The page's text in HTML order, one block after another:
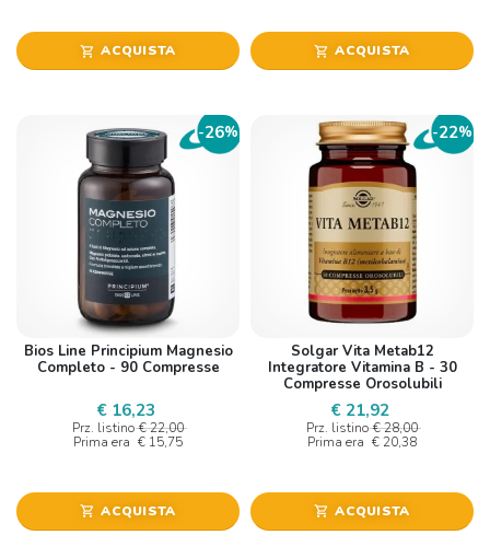
shopping_cart ACQUISTA shopping_cart ACQUISTA
-26%
Bios Line Principium Magnesio
Completo - 90 Compresse
€ 16,23
Prz. listino € 22,00
Prima era € 15,75
shopping_cart ACQUISTA
-22%
Solgar Vita Metab12
Integratore Vitamina B - 30
Compresse Orosolubili
€ 21,92
Prz. listino € 28,00
Prima era € 20,38
shopping_cart ACQUISTA